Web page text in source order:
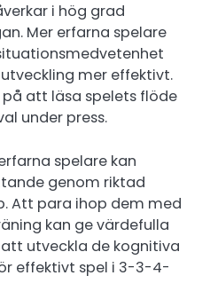
i hög grad
Mer erfarna spelare
mer effektivt.
att läsa spelets flöde
under press.
spelare kan
genom riktad
Att para ihop dem med
kan ge värdefulla
utveckla de kognitiva
effektivt spel i 3-3-4-